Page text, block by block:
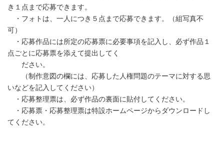
き１点まで応募できます。
・フォトは、一人につき５点まで応募できます。（組写真不
可）
・応募作品には所定の応募票に必要事項を記入し、必ず作品１
点ごとに応募票を添えて提出してく
ださい。
（制作意図の欄には、応募した人権問題のテーマに対する思
いなどを記入してください）
・応募整理票は、必ず作品の裏面に貼付してください。
・応募票・応募整理票は特設ホームページからダウンロードし
てください。